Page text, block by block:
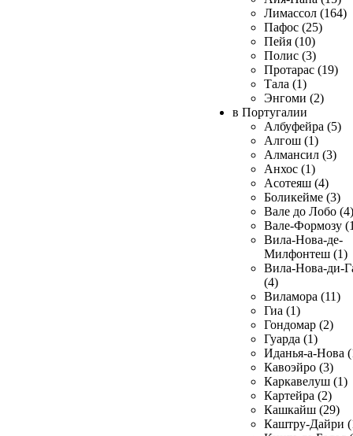
Лимассол (164)
Пафос (25)
Пейя (10)
Полис (3)
Протарас (19)
Тала (1)
Энгоми (2)
в Португалии
Албуфейра (5)
Алгош (1)
Алмансил (3)
Анхос (1)
Асотеяш (4)
Боликейме (3)
Вале до Лобо (4)
Вале-Формозу
Вила-Нова-де-
Милфонтеш (1)
Вила-Нова-ди-
(4)
Виламора (11)
Гиа (1)
Гондомар (2)
Гуарда (1)
Иданья-а-Нова
Кавоэйро (3)
Каркавелуш (1)
Картейра (2)
Кашкайш (29)
Каштру-Дайри